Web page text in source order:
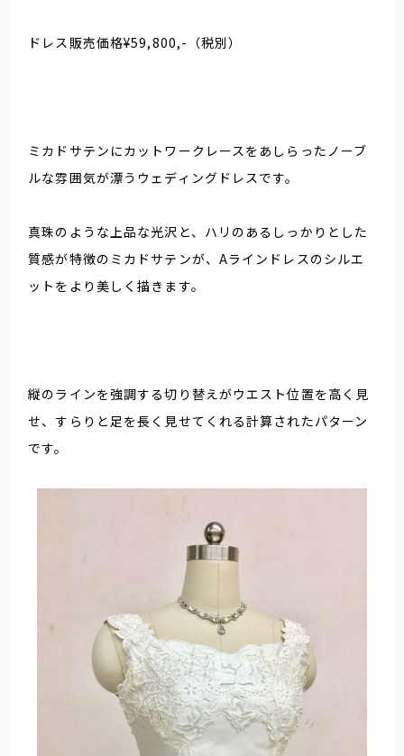
ドレス販売価格¥59,800,-（税別）
ミカドサテンにカットワークレースをあしらったノーブ
ルな雰囲気が漂うウェディングドレスです。
真珠のような上品な光沢と、ハリのあるしっかりとした
質感が特徴のミカドサテンが、Aラインドレスのシルエ
ットをより美しく描きます。
縦のラインを強調する切り替えがウエスト位置を高く見
せ、すらりと足を長く見せてくれる計算されたパターン
です。